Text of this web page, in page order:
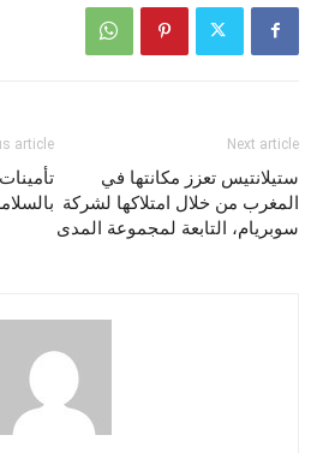
article Next article
ستيلانتيس تعزز مكانتها في
المغرب من خلال امتلاكها لشركة
سوبريام، التابعة لمجموعة المدى